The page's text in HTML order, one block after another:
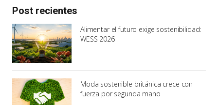
Post recientes
Alimentar el futuro exige sostenibilidad:
WESS 2026
Moda sostenible británica crece con
fuerza por segunda mano